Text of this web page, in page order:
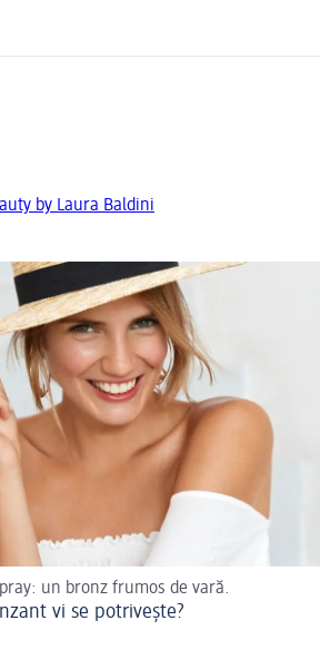
by Laura Baldini
un bronz frumos de vară.
vi se potrivește?